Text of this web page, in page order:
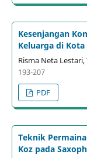
Kesenjangan
Keluarga di
Risma Neta
193-207
PDF
Teknik
Koz pada